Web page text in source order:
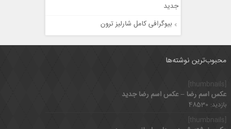
جدید
بیوگرافی کامل شارلیز ترون
محبوب‌ترین نوشته‌ها
[thumbnails]
عکس اسم رضا – عکس اسم رضا جدید
بازدید: 48530
[thumbnails]